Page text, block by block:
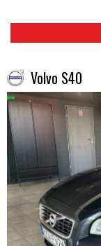
Volvo S40